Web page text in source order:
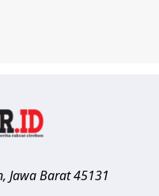
, Jawa Barat 45131